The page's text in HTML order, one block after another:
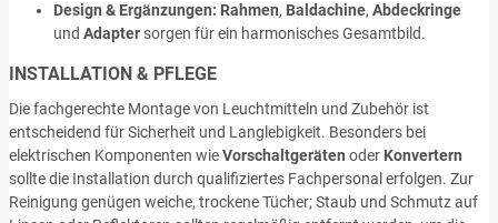
Design & Ergänzungen: Rahmen, Baldachine, Abdeckringe
und Adapter sorgen für ein harmonisches Gesamtbild.
INSTALLATION & PFLEGE
Die fachgerechte Montage von Leuchtmitteln und Zubehör ist
entscheidend für Sicherheit und Langlebigkeit. Besonders bei
elektrischen Komponenten wieVorschaltgeräten oder Konvertern
sollte die Installation durch qualifiziertes Fachpersonal erfolgen. Zur
Reinigung genügen weiche, trockene Tücher; Staub und Schmutz auf